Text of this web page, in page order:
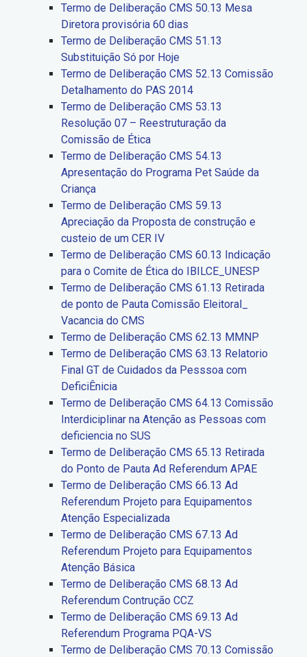
Termo de Deliberação CMS 50.13 Mesa
Diretora provisória 60 dias
Termo de Deliberação CMS 51.13
Substituição Só por Hoje
Termo de Deliberação CMS 52.13 Comissão
Detalhamento do PAS 2014
Termo de Deliberação CMS 53.13
Resolução 07 – Reestruturação da
Comissão de Ética
Termo de Deliberação CMS 54.13
Apresentação do Programa Pet Saúde da
Criança
Termo de Deliberação CMS 59.13
Apreciação da Proposta de construção e
custeio de um CER IV
Termo de Deliberação CMS 60.13 Indicação
para o Comite de Ética do IBILCE_UNESP
Termo de Deliberação CMS 61.13 Retirada
de ponto de Pauta Comissão Eleitoral_
Vacancia do CMS
Termo de Deliberação CMS 62.13 MMNP
Termo de Deliberação CMS 63.13 Relatorio
Final GT de Cuidados da Pesssoa com
DeficiÊnicia
Termo de Deliberação CMS 64.13 Comissão
Interdiciplinar na Atenção as Pessoas com
deficiencia no SUS
Termo de Deliberação CMS 65.13 Retirada
do Ponto de Pauta Ad Referendum APAE
Termo de Deliberação CMS 66.13 Ad
Referendum Projeto para Equipamentos
Atenção Especializada
Termo de Deliberação CMS 67.13 Ad
Referendum Projeto para Equipamentos
Atenção Básica
Termo de Deliberação CMS 68.13 Ad
Referendum Contrução CCZ
Termo de Deliberação CMS 69.13 Ad
Referendum Programa PQA-VS
Termo de Deliberação CMS 70.13 Comissão